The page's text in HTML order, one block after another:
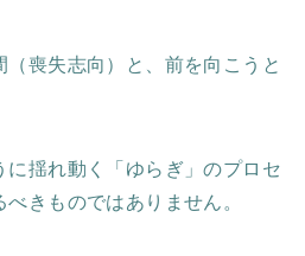
喪失志向）と、前を向こうと
に揺れ動く「ゆらぎ」のプロセ
きものではありません。